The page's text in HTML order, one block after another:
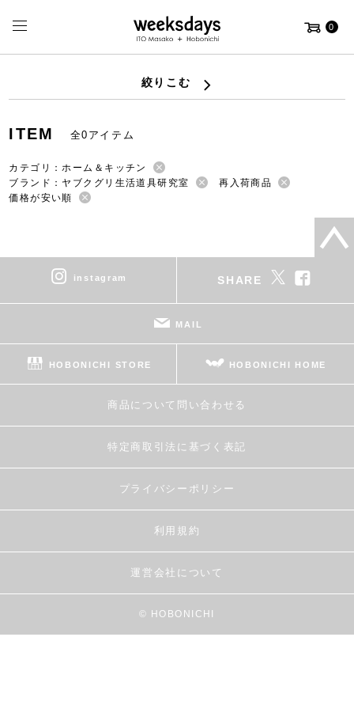
0
絞りこむ
ITEM 全0アイテム
カテゴリ：ホーム＆キッチン
ブランド：ヤブクグリ生活道具研究室
再入荷商品
価格が安い順
instagram SHARE
MAIL
HOBONICHI STORE HOBONICHI HOME
商品について問い合わせる
特定商取引法に基づく表記
プライバシーポリシー
利用規約
運営会社について
© HOBONICHI